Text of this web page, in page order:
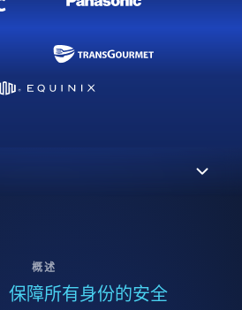
概述
保障所有身份的安全